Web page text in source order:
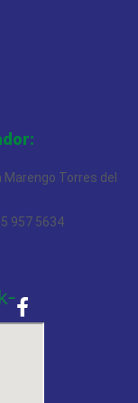
Torres del
957 5634